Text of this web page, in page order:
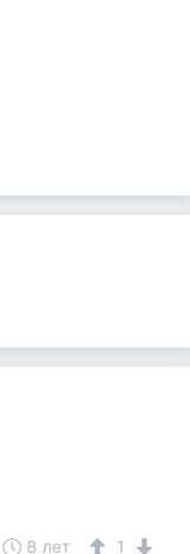
8 лет 1